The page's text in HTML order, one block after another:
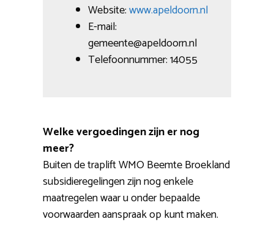
Website:www.apeldoorn.nl
E-mail:
gemeente@apeldoorn.nl
Telefoonnummer: 14055
Welke vergoedingen zijn er nog
meer?
Buiten de traplift WMO Beemte Broekland
subsidieregelingen zijn nog enkele
maatregelen waar u onder bepaalde
voorwaarden aanspraak op kunt maken.